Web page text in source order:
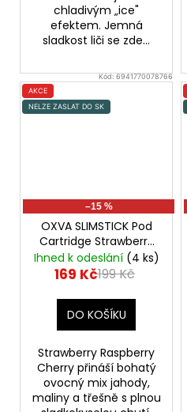
chladivým „ice"
efektem. Jemná
sladkost liči se zde...
Kód:6941770078766
AKCE
NELZE ZASLAT DO SK
–15 %
OXVA SLIMSTICK Pod
Cartridge Strawberry
Raspberry Cherry
20mg 2x2ml
Cartridge
Ihned k odeslání (4 ks)
169 Kč199 Kč
DO KOŠÍKU
Strawberry Raspberry
Cherry přináší bohatý
ovocný mix jahody,
maliny a třešně s plnou